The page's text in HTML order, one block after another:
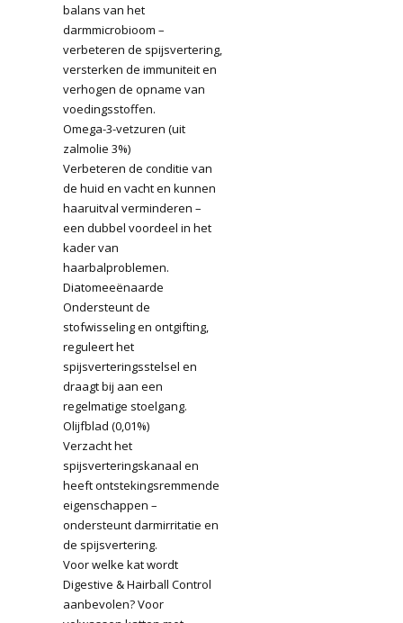
balans van het
darmmicrobioom –
verbeteren de spijsvertering,
versterken de immuniteit en
verhogen de opname van
voedingsstoffen.
Omega-3-vetzuren (uit
zalmolie 3%)
Verbeteren de conditie van
de huid en vacht en kunnen
haaruitval verminderen –
een dubbel voordeel in het
kader van
haarbalproblemen.
Diatomeeënaarde
Ondersteunt de
stofwisseling en ontgifting,
reguleert het
spijsverteringsstelsel en
draagt ​​bij aan een
regelmatige stoelgang.
Olijfblad (0,01%)
Verzacht het
spijsverteringskanaal en
heeft ontstekingsremmende
eigenschappen –
ondersteunt darmirritatie en
de spijsvertering.
Voor welke kat wordt
Digestive & Hairball Control
aanbevolen? Voor